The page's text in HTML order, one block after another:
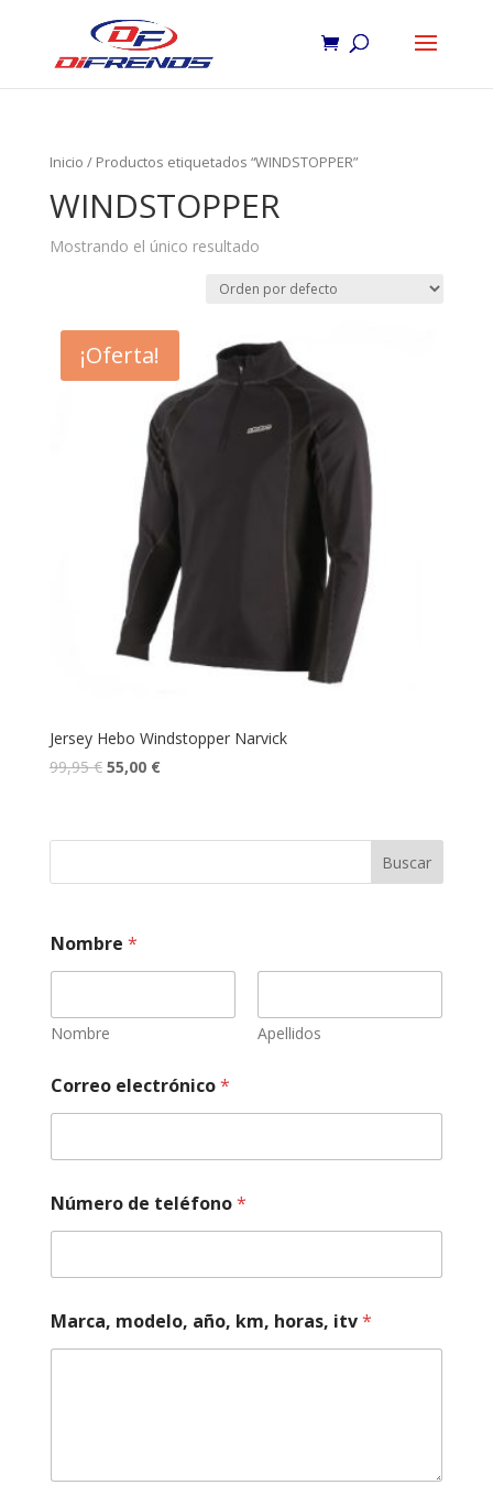
Inicio / Productos etiquetados “WINDSTOPPER”
WINDSTOPPER
Mostrando el único resultado
¡Oferta!
Jersey Hebo Windstopper Narvick
99,95€ 55,00 €
Buscar
s
t
d
o
t
v
m
c
n
c
Nombre *
Nombre Apellidos
Correo electrónico*
Número de teléfono*
Marca, modelo, año, km, horas, itv*